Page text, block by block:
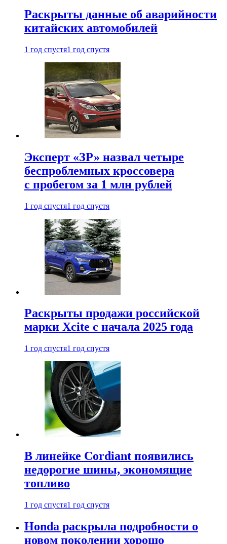
Раскрыты данные об аварийности
китайских автомобилей
1 год спустя1 год спустя
Эксперт «ЗР» назвал четыре
беспроблемных кроссовера
с пробегом за 1 млн рублей
1 год спустя1 год спустя
Раскрыты продажи российской
марки Xcite с начала 2025 года
1 год спустя1 год спустя
В линейке Cordiant появились
недорогие шины, экономящие
топливо
1 год спустя1 год спустя
Honda раскрыла подробности о
новом поколении хорошо